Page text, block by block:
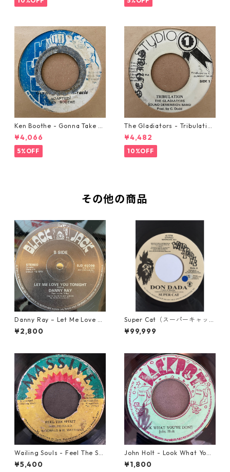
Ken Boothe - Gonna Take A
Miracle【7-21362】
¥4,066
5%OFF
The Gladiators - Tribulation
【7-21365】
¥4,482
10%OFF
その他の商品
Danny Ray – Let Me Love Yo
u Tonight【12-30001】
¥2,800
Super Cat（スーパーキャッ
ト） - Don Dada【7inch】
¥99,999
Wailing Souls - Feel The Spi
rit【7-21955】
¥5,400
John Holt - Look What Yo
u've Done【7-21817】
¥1,800